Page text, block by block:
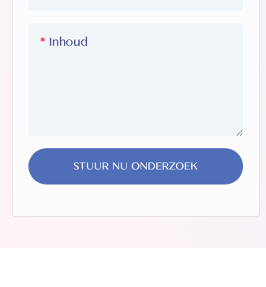
Inhoud
STUUR NU ONDERZOEK